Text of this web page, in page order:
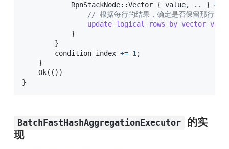
RpnStackNode::Vector { value, .. } =>
// 根据每行的结果，确定是否保留那行。
}
}
        condition_index
+= 1;
}
Ok( ( ) )
}
BatchFastHashAggregationExecutor
的实
现